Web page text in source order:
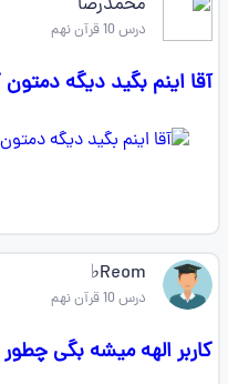
درس 10 قرآن نهم
آقا اینم بگید دیگه
Reom♭
درس 10 قرآن نهم
کاربر الهه میشه بگی